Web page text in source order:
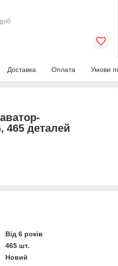
Доставка Оплата Умови
465 деталей
Від 6 років
465 шт.
Новий